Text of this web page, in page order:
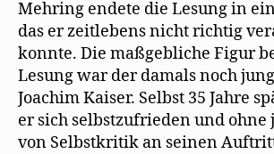
Mehring endete die Lesung in
das er zeitlebens nicht richtig
konnte. Die maßgebliche Figur
Lesung war der damals noch
Joachim Kaiser. Selbst 35 Jahre
er sich selbstzufrieden und ohne
von Selbstkritik an seinen